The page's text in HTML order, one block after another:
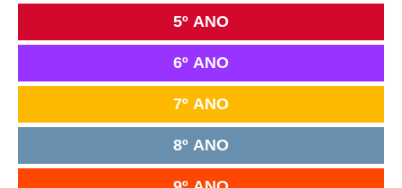
5º ANO
6º ANO
7º ANO
8º ANO